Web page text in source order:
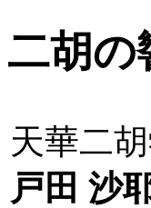
二胡
天華二
戸田 沙